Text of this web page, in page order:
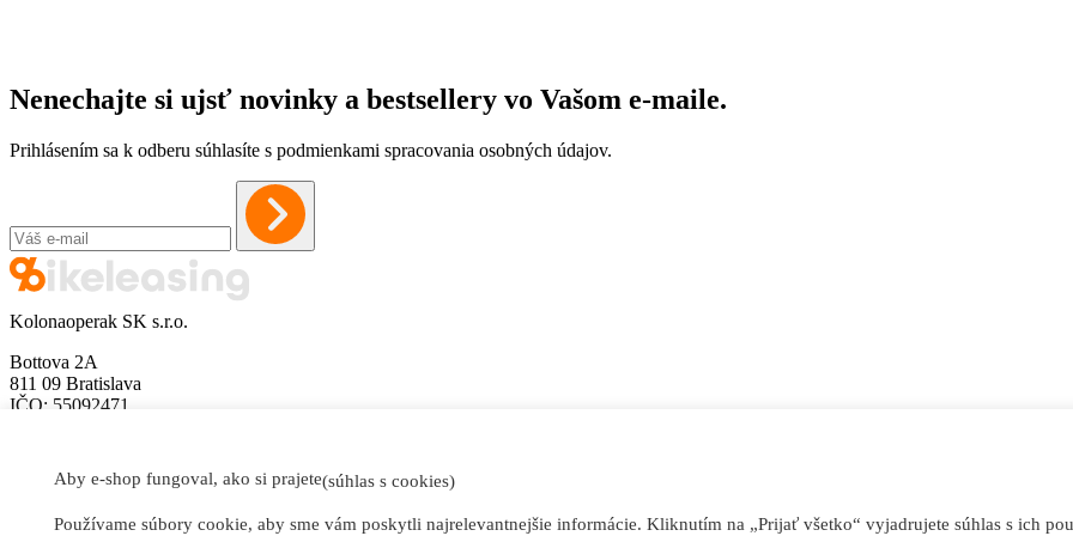
Nenechajte si ujsť novinky a bestsellery vo Vašom e-maile.
Prihlásením sa k odberu súhlasíte s podmienkami spracovania osobných údajov.
Kolonaoperak SK s.r.o.
Bottova 2A
811 09 Bratislava
IČO: 55092471
Časté dotazy
Cookies
Aby e-shop fungoval, ako si prajete(súhlas s cookies)
Používame súbory cookie, aby sme vám poskytli najrelevantnejšie informácie. Kliknutím na „Prijať všetko“ vyjadrujete súhlas s ich